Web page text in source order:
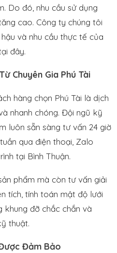
Do đó, nhu cầu sử dụng
cao. Công ty chúng tôi
và nhu cầu thực tế của
đây.
Chuyên Gia Phú Tài
hàng chọn Phú Tài là dịch
nhanh chóng. Đội ngũ kỹ
luôn sẵn sàng tư vấn 24 giờ
qua điện thoại, Zalo
tại Bình Thuận.
phẩm mà còn tư vấn giải
tích, tính toán mật độ lưới
khung đỡ chắc chắn và
thuật.
Đảm Bảo